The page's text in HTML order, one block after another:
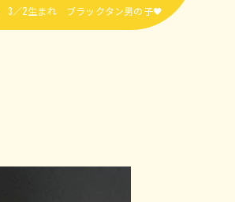
3／2生まれ ブラックタン男の子🖤